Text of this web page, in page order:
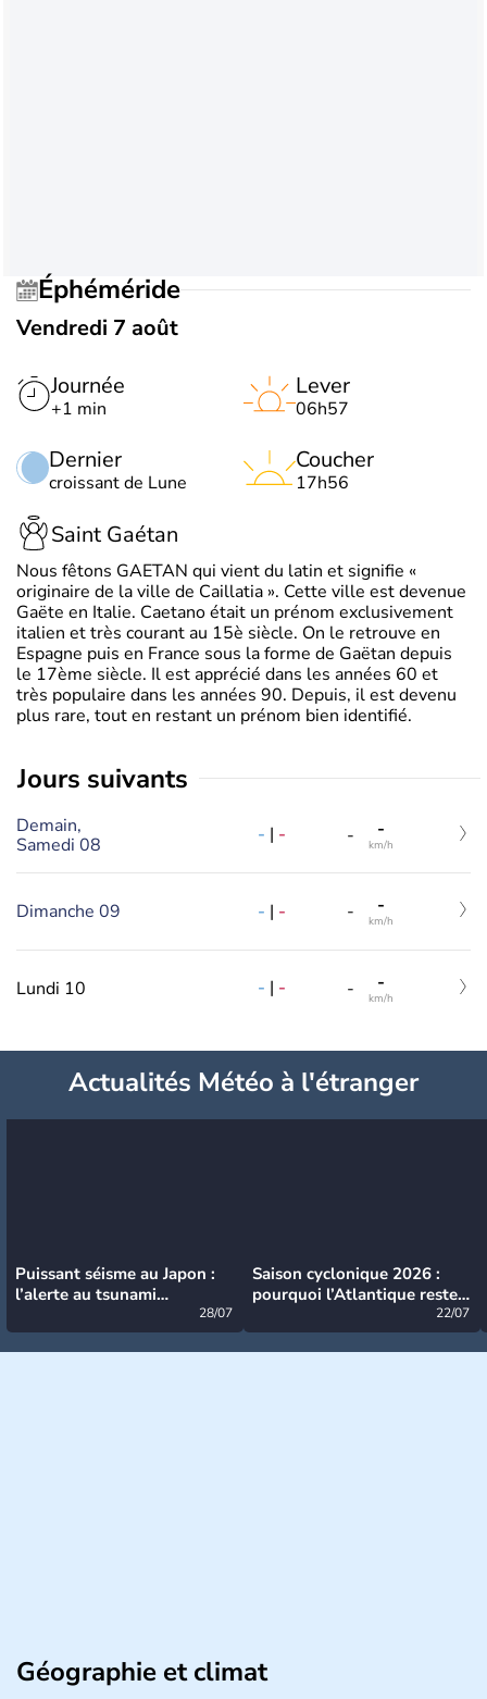
Éphéméride
Vendredi 7 août
Journée
+1 min
Dernier
croissant de Lune
Lever
06h57
Coucher
17h56
Saint Gaétan
Nous fêtons GAETAN qui vient du latin et signifie «
originaire de la ville de Caillatia ». Cette ville est devenue
Gaëte en Italie. Caetano était un prénom exclusivement
italien et très courant au 15è siècle. On le retrouve en
Espagne puis en France sous la forme de Gaëtan depuis
le 17ème siècle. Il est apprécié dans les années 60 et
très populaire dans les années 90. Depuis, il est devenu
plus rare, tout en restant un prénom bien identifié.
jours suivants
Demain,
Samedi 08
- | - - -
km/h
Dimanche 09 - | - - -
km/h
Lundi 10 - | - - -
km/h
Actualités Météo à l'étranger
Puissant séisme au Japon :
l’alerte au tsunami
28/07
Saison cyclonique 2026 :
pourquoi l’Atlantique reste
22/07
Géographie et climat